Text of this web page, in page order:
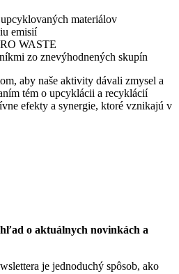
materiálov
emisií
WASTE
zo znevýhodnených skupín
aby naše aktivity dávali zmysel a
tém o upcyklácii a recyklácií
efekty a synergie, ktoré vznikajú v
o aktuálnych novinkách a
je jednoduchý spôsob, ako